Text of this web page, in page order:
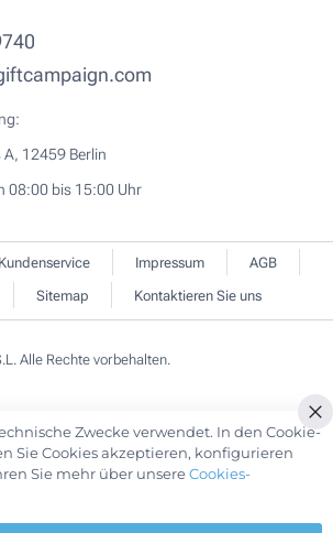
12459 Berlin
08:00 bis 15:00 Uhr
Kundenservice Impressum
AGB
Sitemap Kontaktieren Sie uns
Alle Rechte vorbehalten.
Zwecke verwendet. In den Cookie-
Sie Cookies akzeptieren, konfigurieren
Sie mehr über unsereCookies-